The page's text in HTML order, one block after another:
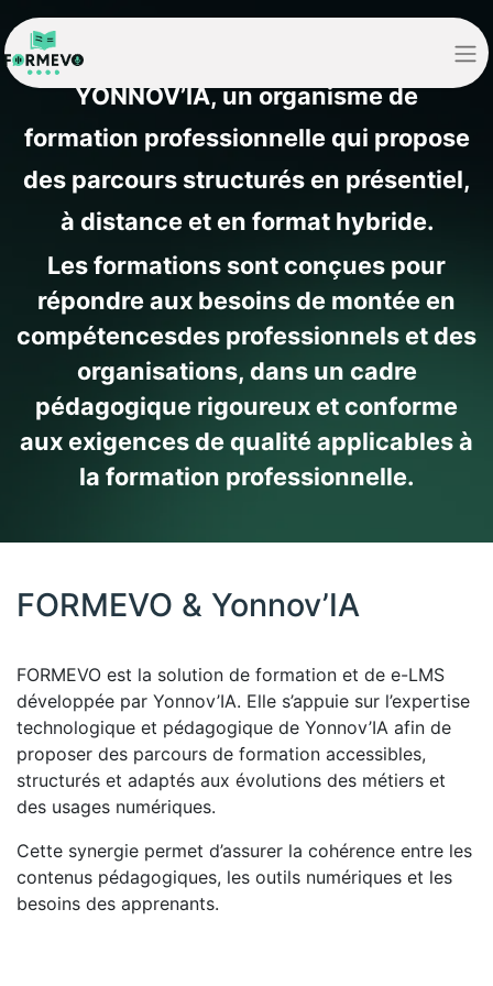
YONNOV’IA, un organisme de
formation professionnelle qui propose
des parcours structurés en présentiel,
à distance et en format hybride.
Les formations sont conçues pour
répondre aux besoins de montée en
compétencesdes professionnels et des
organisations, dans un cadre
pédagogique rigoureux et conforme
aux exigences de qualité applicables à
la formation professionnelle.
FORMEVO & Yonnov’IA
FORMEVO est la solution de formation et de e-LMS
développée par Yonnov’IA. Elle s’appuie sur l’expertise
technologique et pédagogique de Yonnov’IA afin de
proposer des parcours de formation accessibles,
structurés et adaptés aux évolutions des métiers et
des usages numériques.
Cette synergie permet d’assurer la cohérence entre les
contenus pédagogiques, les outils numériques et les
besoins des apprenants.